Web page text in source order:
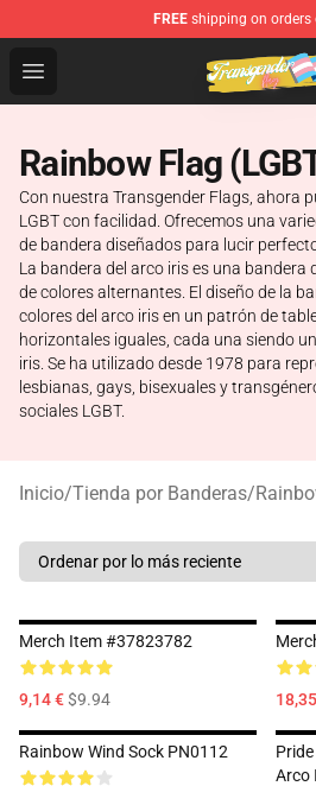
FREE shipping on orders
Open menu
Transgender Flag Store - The
Rainbow Flag
Con nuestra Transgender Flags, ahora
LGBT con facilidad. Ofrecemos una
de bandera diseñados para lucir
La bandera del arco iris es una bandera
de colores alternantes. El diseño de la
colores del arco iris en un patrón de
horizontales iguales, cada una siendo
iris. Se ha utilizado desde 1978 para
lesbianas, gays, bisexuales y
sociales LGBT.
Inicio/Tienda por Banderas/
Merch Item #37823782
9,14 €$9.94
Rainbow Wind Sock PN0112
Arco